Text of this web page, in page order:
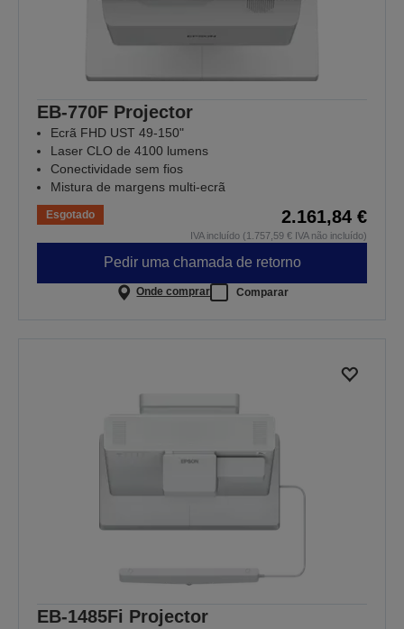
EB-770F Projector
Ecrã FHD UST 49-150"
Laser CLO de 4100 lumens
Conectividade sem fios
Mistura de margens multi-ecrã
Esgotado 2.161,84 €
IVA incluído (1.757,59 € IVA não incluído)
Pedir uma chamada de retorno
Onde comprar Comparar
EB-1485Fi Projector